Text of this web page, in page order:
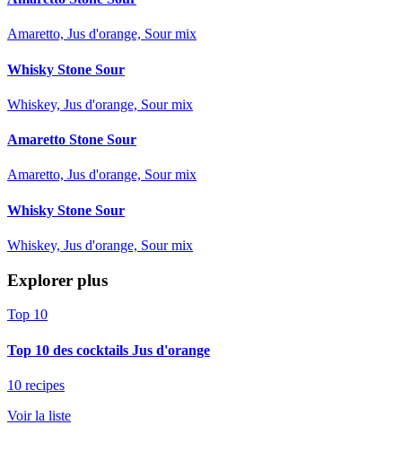
Amaretto, Jus d'orange, Sour mix
Whisky Stone Sour
Whiskey, Jus d'orange, Sour mix
Amaretto Stone Sour
Amaretto, Jus d'orange, Sour mix
Whisky Stone Sour
Whiskey, Jus d'orange, Sour mix
Explorer plus
Top 10
Top 10 des cocktails Jus d'orange
10 recipes
Voir la liste